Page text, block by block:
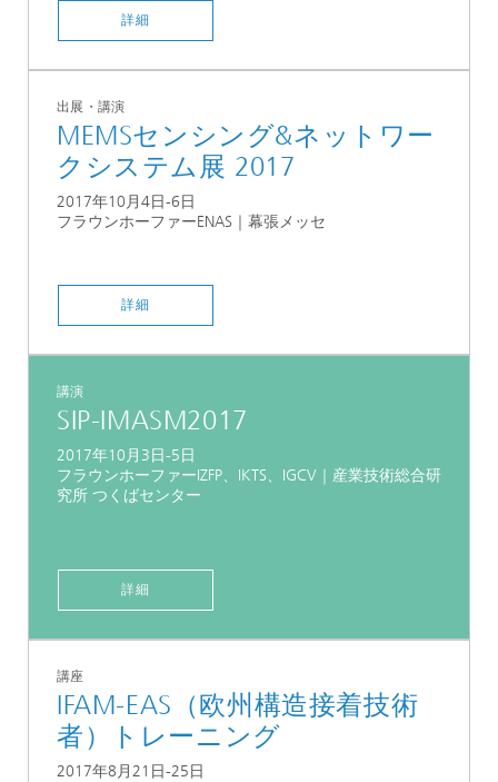
詳細
出展・講演
MEMSセンシング&ネットワー
クシステム展 2017
2017年10月4日-6日
フラウンホーファーENAS｜幕張メッセ
詳細
講演
SIP-IMASM2017
2017年10月3日-5日
フラウンホーファーIZFP、IKTS、IGCV｜産業技術総合研
究所 つくばセンター
詳細
講座
IFAM-EAS（欧州構造接着技術
者）トレーニング
2017年8月21日-25日